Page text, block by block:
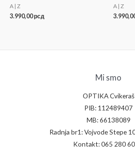
A | Z
3.990,00рсд
A | Z
Mi smo
OPTIKA Cvikeraš
PIB: 112489407
MB: 66138089
Radnja br1: Vojvode Stepe
Kontakt: 065 280